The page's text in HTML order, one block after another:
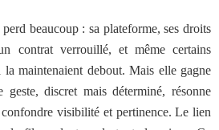
beaucoup : sa plateforme, ses droits
contrat verrouillé, et même certains
la maintenaient debout. Mais elle gagne
discret mais déterminé, résonne
visibilité et pertinence. Le lien